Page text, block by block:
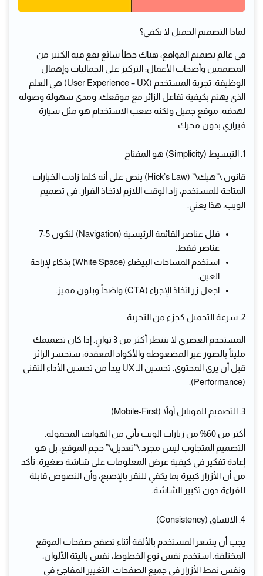
لماذا التصميم الجميل لا يكفي؟
في عالم تصميم المواقع، هناك خطأ شائع يقع فيه الكثير من
المصممين وأصحاب الأعمال: التركيز على الجماليات وإهمال
الوظيفة. تجربة المستخدم (User Experience – UX) هي العلم
الذي يهتم بكيفية تفاعل الزائر مع موقعك، ومدى سهولة وصوله
لهدفه. موقع جميل ولكنه صعب الاستخدام هو مثل سيارة
فيراري بدون محرك.
1. التبسيط (Simplicity) هو المفتاح
قانون \”هيك\” (Hick’s Law) ينص على أنه كلما زادت الخيارات
المتاحة للمستخدم، زاد الوقت اللازم لاتخاذ القرار. في تصميم
الويب، هذا يعني:
قلل عناصر القائمة الرئيسية (Navigation) لتكون 5-7
عناصر فقط.
استخدم المساحات البيضاء (White Space) بذكاء لإراحة
العين.
اجعل زر اتخاذ الإجراء (CTA) واضحاً وبلون مميز.
2. سرعة التحميل كجزء من التجربة
المستخدم العصري لا ينتظر أكثر من 3 ثوانٍ. إذا كان تصميمك
مليئاً بالصور غير المضغوطة والأكواد المعقدة، ستخسر الزائر
قبل أن يرى المحتوى. تحسين الـ UX يبدأ من تحسين الأداء التقني
(Performance).
3. التصميم للموبايل أولاً (Mobile-First)
أكثر من 60% من زيارات الويب تأتي من الهواتف المحمولة.
التصميم المتجاوب ليس مجرد \”تعديل\” حجم الموقع، بل هو
إعادة تفكير في كيفية عرض المعلومات على شاشة صغيرة. تأكد
من أن الأزرار كبيرة بما يكفي للنقر بالإصبع، وأن النصوص قابلة
للقراءة دون تكبير الشاشة.
4. الاتساق (Consistency)
يجب أن يشعر المستخدم بالألفة أثناء تصفح صفحات الموقع
المختلفة. استخدم نفس نوع الخطوط، نفس باليتة الألوان،
ونفس نمط الأزرار في جميع الصفحات. التغيير المفاجئ في